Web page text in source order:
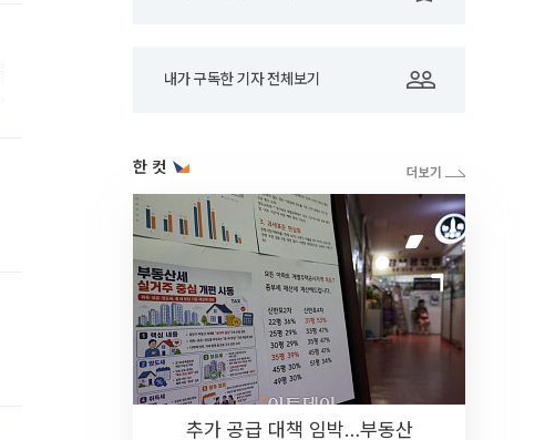
내가 구독한 기자 전체보기
한 컷
추가 공급 대책 임박…부동산